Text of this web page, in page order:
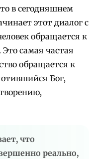
в сегодняшнем
этот диалог с
обращается к
самая частая
обращается к
Бог,
что
реально,